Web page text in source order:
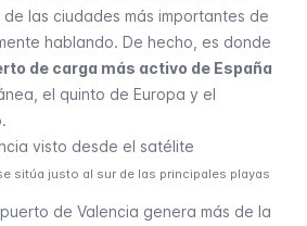
las ciudades más importantes de
hablando. De hecho, es donde
de carga más activo de España
el quinto de Europa y el
sitúa justo al sur de las principales playas
de Valencia genera más de la